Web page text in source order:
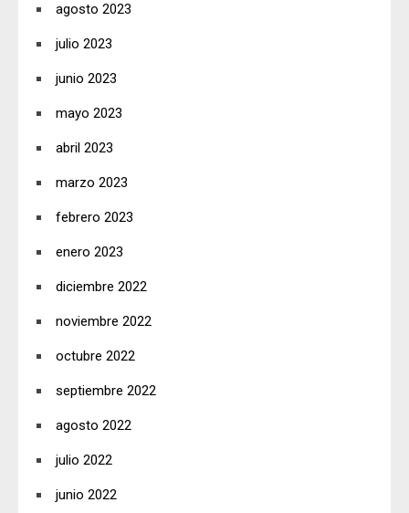
agosto 2023
julio 2023
junio 2023
mayo 2023
abril 2023
marzo 2023
febrero 2023
enero 2023
diciembre 2022
noviembre 2022
octubre 2022
septiembre 2022
agosto 2022
julio 2022
junio 2022